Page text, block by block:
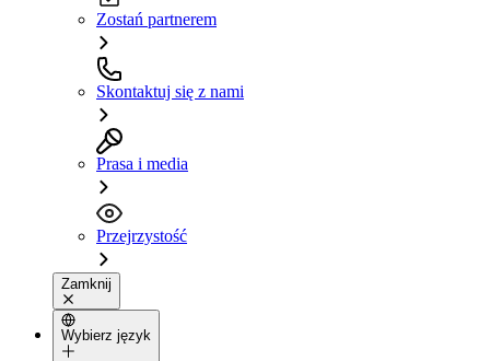
Zostań partnerem
Skontaktuj się z nami
Prasa i media
Przejrzystość
Zamknij
Wybierz język